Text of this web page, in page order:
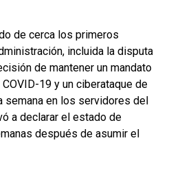
de cerca los primeros
incluida la disputa
de mantener un mandato
19 y un ciberataque de
semana en los servidores del
a declarar el estado de
después de asumir el